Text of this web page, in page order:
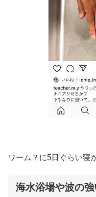
ワーム？に5日ぐらい寝
海水浴場や波の